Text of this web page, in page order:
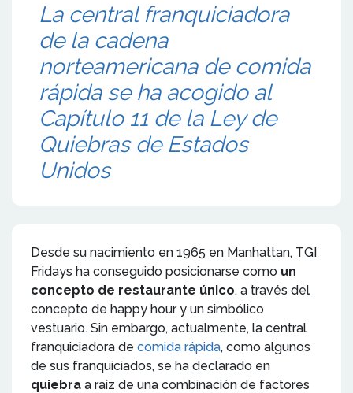
La central franquiciadora
de la cadena
norteamericana de comida
rápida se ha acogido al
Capítulo 11 de la Ley de
Quiebras de Estados
Unidos
Desde su nacimiento en 1965 en Manhattan, TGI
Fridays ha conseguido posicionarse como un
concepto de restaurante único, a través del
concepto de happy hour y un simbólico
vestuario. Sin embargo, actualmente, la central
franquiciadora de comida rápida, como algunos
de sus franquiciados, se ha declarado en
quiebra a raíz de una combinación de factores